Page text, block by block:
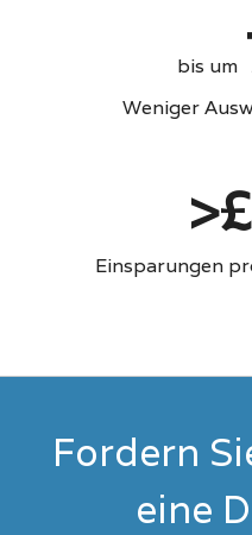
bis um
Weniger
Einsparungen
Fordern
eine